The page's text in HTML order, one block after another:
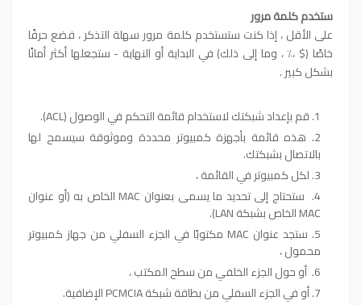
ستخدم كلمة مرور
على الأقل ، إذا كنت ستستخدم كلمة مرور سهلة التذكر ، فضع حرفًا
خاصًا ($ ،٪ ، وما إلى ذلك) في البداية أو النهاية - ستجعلها أكثر أمانًا
بشكل كبير .
قم بإعداد شبكتك لاستخدام قائمة التحكم في الوصول (ACL).
هذه قائمة بأجهزة كمبيوتر محددة وموثوقة سيسمح لها
بالاتصال بشبكتك.
لكل كمبيوتر في القائمة ،
ستحتاج إلى تحديد ما يسمى بعنوان MAC الخاص به (أو عنوان
MAC الخاص بشبكة LAN).
ستجد عنوان MAC مكتوبًا في الجزء السفلي من جهاز كمبيوتر
محمول ،
أو حول الجزء الخلفي من سطح المكتب ،
أو في الجزء السفلي من بطاقة شبكة PCMCIA الإضافية.